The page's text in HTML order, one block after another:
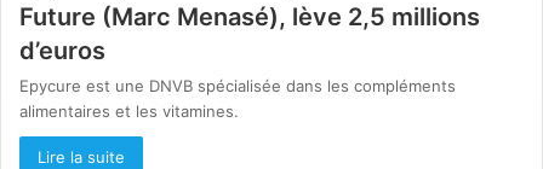
Future (Marc Menasé), lève 2,5 millions
d’euros
Epycure est une DNVB spécialisée dans les compléments
alimentaires et les vitamines.
Lire la suite